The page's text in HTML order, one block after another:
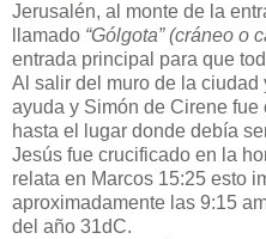
Jerusalén, al monte de la
llamado “Gólgota” (cráneo o
entrada principal para que
Al salir del muro de la
ayuda y Simón de Cirene
hasta el lugar donde debía
Jesús fue crucificado en la
relata en Marcos 15:25 esto
aproximadamente las 9:15
del año 31dC.